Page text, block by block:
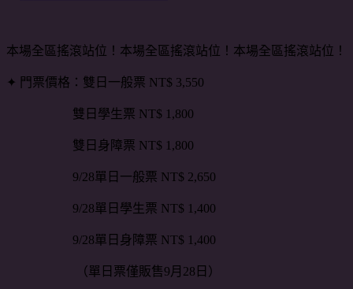
本場全區搖滾站位！本場全區搖滾站位！本場全區搖滾站位！
✦ 門票價格：雙日一般票 NT$ 3,550
雙日學生票 NT$ 1,800
雙日身障票 NT$ 1,800
9/28單日一般票 NT$ 2,650
9/28單日學生票 NT$ 1,400
9/28單日身障票 NT$ 1,400
（單日票僅販售9月28日）